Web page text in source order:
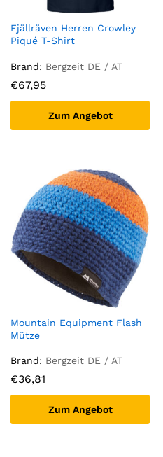
Fjällräven Herren Crowley
Piqué T-Shirt
Brand: Bergzeit DE / AT
€67,95
Zum Angebot
Mountain Equipment Flash
Mütze
Brand: Bergzeit DE / AT
€36,81
Zum Angebot